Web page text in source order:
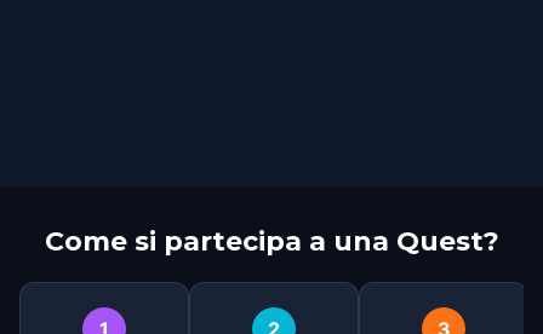
Come si partecipa a una Quest?
1 2 3